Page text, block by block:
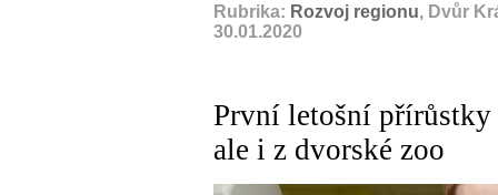
Rubrika: Rozvoj regionu, Dvůr
30.01.2020
První letošní
ale i z dvorské zoo